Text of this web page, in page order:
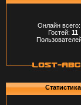
Онлайн всего:
Гостей: 11
Статистика